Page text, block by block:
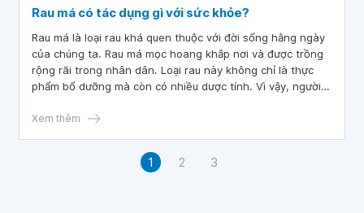
Rau má có tác dụng gì với sức khỏe?
Rau má là loại rau khá quen thuộc với đời sống hằng ngày
của chúng ta. Rau má mọc hoang khắp nơi và được trồng
rộng rãi trong nhân dân. Loại rau này không chỉ là thực
phẩm bổ dưỡng mà còn có nhiều dược tính. Vì vậy, người
bệnh.
Xem thêm
1 2 3